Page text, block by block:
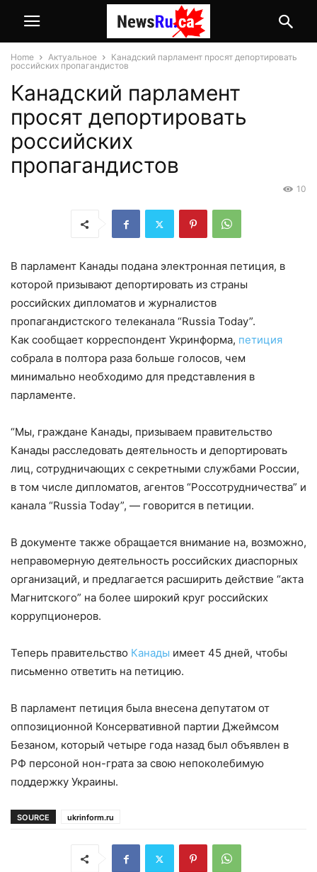
Home Актуальное
Канадский парламент просят депортировать
российских пропагандистов
Канадский парламент
просят депортировать
российских
пропагандистов
10
В парламент Канады подана электронная петиция, в
которой призывают депортировать из страны
российских дипломатов и журналистов
пропагандистского телеканала “Russia Today”.
Как сообщает корреспондент Укринформа, петиция
собрала в полтора раза больше голосов, чем
минимально необходимо для представления в
парламенте.
“Мы, граждане Канады, призываем правительство
Канады расследовать деятельность и депортировать
лиц, сотрудничающих с секретными службами России,
в том числе дипломатов, агентов “Россотрудничества” и
канала “Russia Today”, — говорится в петиции.
В документе также обращается внимание на, возможно,
неправомерную деятельность российских диаспорных
организаций, и предлагается расширить действие “акта
Магнитского” на более широкий круг российских
коррупционеров.
Теперь правительство Канады имеет 45 дней, чтобы
письменно ответить на петицию.
В парламент петиция была внесена депутатом от
оппозиционной Консервативной партии Джеймсом
Безаном, который четыре года назад был объявлен в
РФ персоной нон-грата за свою непоколебимую
поддержку Украины.
SOURCE ukrinform.ru